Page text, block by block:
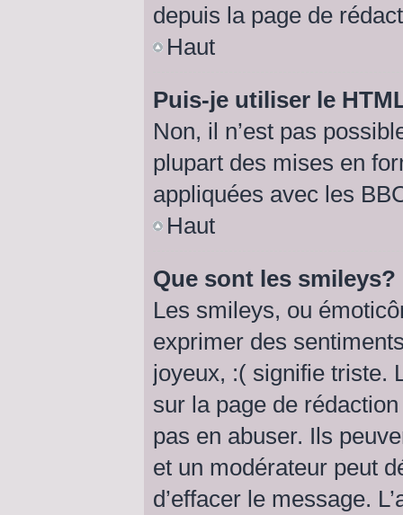
depuis la page de
Haut
Puis-je utiliser le
Non, il n’est pas
plupart des mises en
appliquées avec les
Haut
Que sont les smileys?
Les smileys, ou
exprimer des
joyeux, :( signifie triste.
sur la page de
pas en abuser. Ils
et un modérateur peut
d’effacer le message.